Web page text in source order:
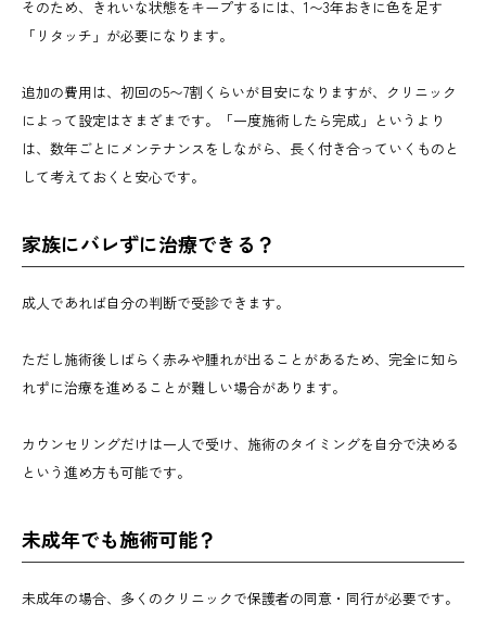
そのため、きれいな状態をキープするには、1〜3年おきに色を足す
「リタッチ」が必要になります。
追加の費用は、初回の5〜7割くらいが目安になりますが、クリニック
によって設定はさまざまです。「一度施術したら完成」というより
は、数年ごとにメンテナンスをしながら、長く付き合っていくものと
して考えておくと安心です。
家族にバレずに治療できる？
成人であれば自分の判断で受診できます。
ただし施術後しばらく赤みや腫れが出ることがあるため、完全に知ら
れずに治療を進めることが難しい場合があります。
カウンセリングだけは一人で受け、施術のタイミングを自分で決める
という進め方も可能です。
未成年でも施術可能？
未成年の場合、多くのクリニックで保護者の同意・同行が必要です。